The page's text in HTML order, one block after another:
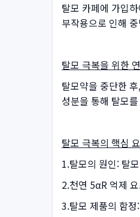
탈모 카페에 가입
부작용으로 인해
탈모 극복을 위한
탈모약을 중단한
성분을 통해 탈모
탈모 극복의 핵심
1.탈모의 원인: 탈
2.천연 5αR 억제
3.탈모 제품의 함